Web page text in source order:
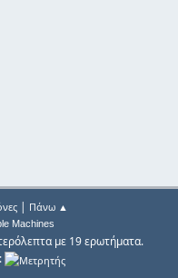
| Πάνω ▲
Machines
με 19 ερωτήματα.